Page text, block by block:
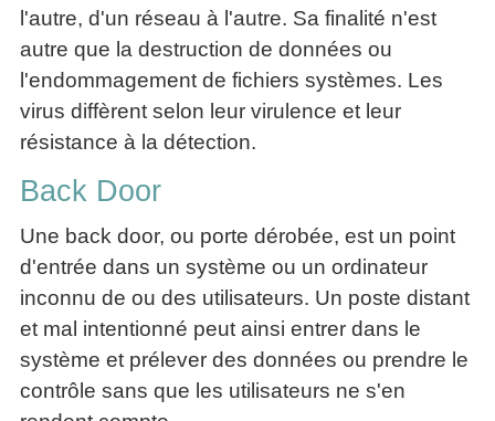
l'autre, d'un réseau à l'autre. Sa finalité n'est
autre que la destruction de données ou
l'endommagement de fichiers systèmes. Les
virus diffèrent selon leur virulence et leur
résistance à la détection.
Back Door
Une back door, ou porte dérobée, est un point
d'entrée dans un système ou un ordinateur
inconnu de ou des utilisateurs. Un poste distant
et mal intentionné peut ainsi entrer dans le
système et prélever des données ou prendre le
contrôle sans que les utilisateurs ne s'en